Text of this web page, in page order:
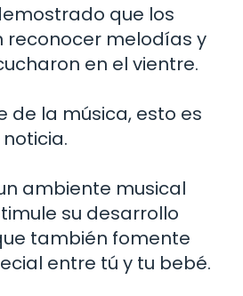
que los
reconocer melodías y
en el vientre.
de la música, esto es
ambiente musical
su desarrollo
también fomente
entre tú y tu bebé.